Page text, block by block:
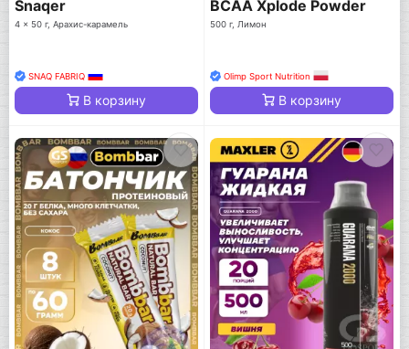
Snaqer
4 x 50 г, Арахис-карамель
SNAQ FABRIQ
В корзину
BCAA Xplode Powder
500 г, Лимон
Olimp Sport Nutrition
В корзину